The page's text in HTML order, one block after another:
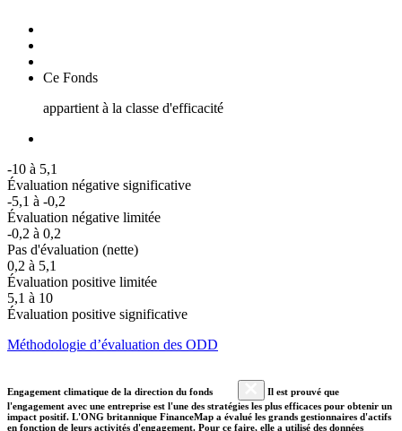
Ce Fonds
appartient à la classe d'efficacité
-10 à 5,1
Évaluation négative significative
-5,1 à -0,2
Évaluation négative limitée
-0,2 à 0,2
Pas d'évaluation (nette)
0,2 à 5,1
Évaluation positive limitée
5,1 à 10
Évaluation positive significative
Méthodologie d’évaluation des ODD
Engagement climatique de la direction du fonds
Il est prouvé que
l'engagement avec une entreprise est l'une des stratégies les plus efficaces pour obtenir un
impact positif. L'ONG britannique FinanceMap a évalué les grands gestionnaires d'actifs
en fonction de leurs activités d'engagement. Pour ce faire, elle a utilisé des données